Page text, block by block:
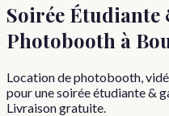
Soirée Étudiante
Photobooth à
Location de photobooth,
pour une soirée étudiante &
Livraison gratuite.